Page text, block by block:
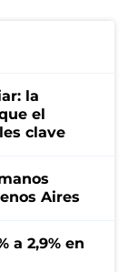
la
el
clave
Aires
a 2,9% en